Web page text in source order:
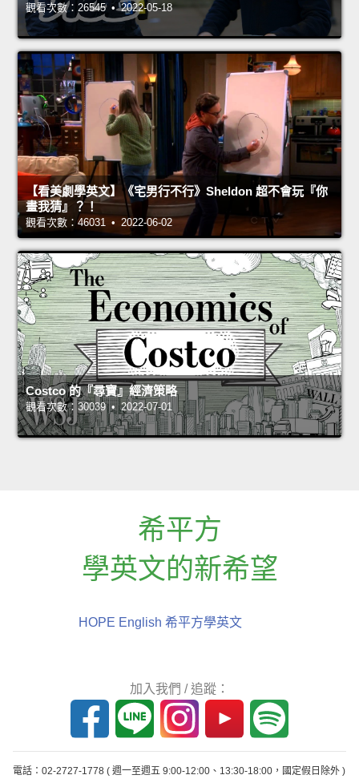
觀看次數：26545 • 2022-05-18
【看美劇學英文】《宅男行不行》Sheldon 超不會玩『你
畫我猜』？！
觀看次數：46031 • 2022-06-02
Costco 的『尋寶』經濟策略
觀看次數：30039 • 2022-07-01
希平方
學英文的新希望
HOPE English 希平方學英文
加入我們 / 追蹤：
電話：02-2727-1778 ( 週一至週五 9:00-12:00、13:30-18:00，國定假日除外 )